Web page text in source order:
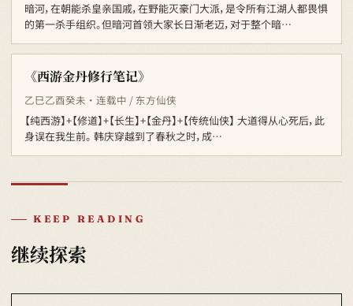
暗河，在朝能杀皇亲国戚，在野能灭豪门大派，是令所有江湖人都畏惧
的第一杀手组织。但暗河首领大家长日渐老迈，对于整个暗…
《西游金丹修行笔记》
乙巳乙酉癸未 · 连载中 / 东方仙侠
【纯西游】+【修道】+【长生】+【金丹】+【传统仙侠】 大道得从心死后，此
身误在我生前。 韩庆穿越到了春秋之时，成…
KEEP READING
继续探索